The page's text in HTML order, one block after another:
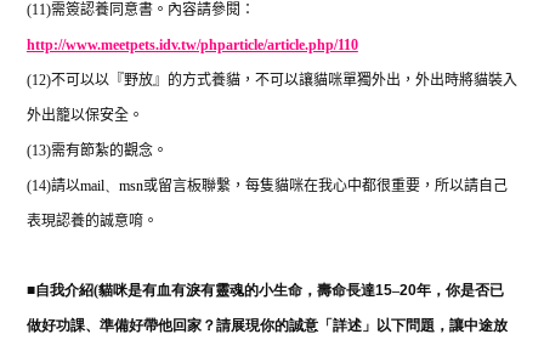
(11)需簽認養同意書。內容請參閱：
http://www.meetpets.idv.tw/phparticle/article.php/110
(12)不可以以『野放』的方式養貓，不可以讓貓咪單獨外出，外出時將貓裝入
外出籠以保安全。
(13)需有節紮的觀念。
(14)請以mail、 msn或留言板聯繫，每隻貓咪在我心中都很重要，所以請自己
表現認養的誠意唷。
■自我介紹(貓咪是有血有淚有靈魂的小生命，壽命長達15–20年，你是否已
做好功課、準備好帶他回家？請展現你的誠意「詳述」以下問題，讓中途放